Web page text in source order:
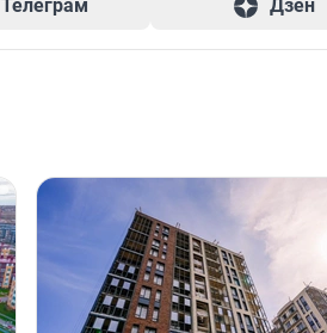
Телеграм Дзен